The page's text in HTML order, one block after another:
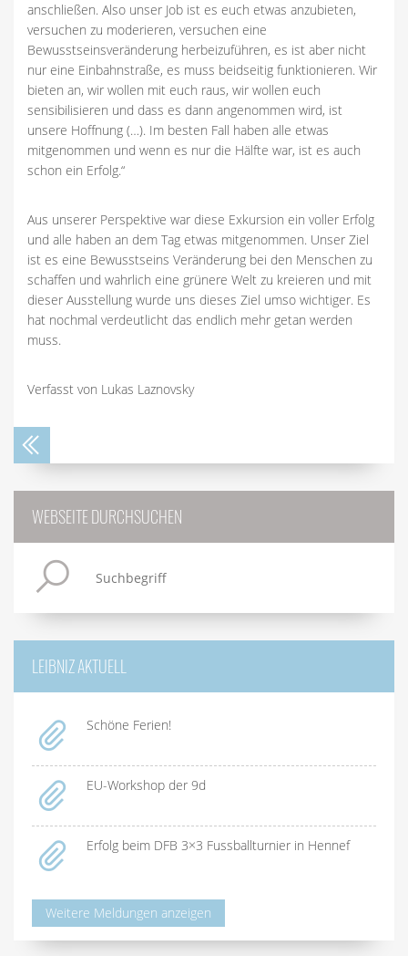
anschließen. Also unser Job ist es euch etwas anzubieten,
versuchen zu moderieren, versuchen eine
Bewusstseinsveränderung herbeizuführen, es ist aber nicht
nur eine Einbahnstraße, es muss beidseitig funktionieren. Wir
bieten an, wir wollen mit euch raus, wir wollen euch
sensibilisieren und dass es dann angenommen wird, ist
unsere Hoffnung (…). Im besten Fall haben alle etwas
mitgenommen und wenn es nur die Hälfte war, ist es auch
schon ein Erfolg.“
Aus unserer Perspektive war diese Exkursion ein voller Erfolg
und alle haben an dem Tag etwas mitgenommen. Unser Ziel
ist es eine Bewusstseins Veränderung bei den Menschen zu
schaffen und wahrlich eine grünere Welt zu kreieren und mit
dieser Ausstellung wurde uns dieses Ziel umso wichtiger. Es
hat nochmal verdeutlicht das endlich mehr getan werden
muss.
Verfasst von Lukas Laznovsky
WEBSEITE DURCHSUCHEN
LEIBNIZ AKTUELL
Schöne Ferien!
EU-Workshop der 9d
Erfolg beim DFB 3×3 Fussballturnier in Hennef
Weitere Meldungen anzeigen